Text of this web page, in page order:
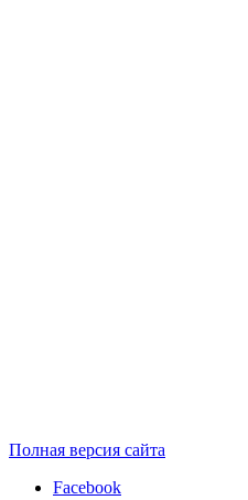
Полная версия сайта
Facebook